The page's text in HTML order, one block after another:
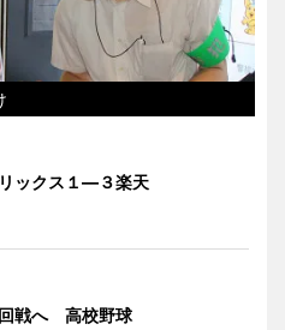
ックス１―３楽天
戦へ 高校野球